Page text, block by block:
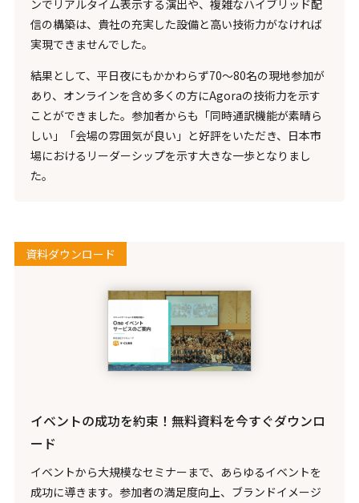
ンでリアルタイム表示する演出や、複雑なハイブリッド配
信の構築は、貴社の充実した設備と高い技術力がなければ
実現できませんでした。
結果として、平日夜にもかかわらず70〜80名の現地参加が
あり、オンラインを含め多くの方にAgoraの技術力を示す
ことができました。参加者からも「同時通訳機能が素晴ら
しい」「会場の雰囲気が良い」と好評をいただき、日本市
場におけるリーダーシップを示す大きな一歩となりまし
た。
資料ダウンロード
イベントの成功を約束！無料資料を今すぐダウンロ
ード
イベントから大規模なセミナーまで、あらゆるイベントを
成功に導きます。参加者の満足度向上、ブランドイメージ